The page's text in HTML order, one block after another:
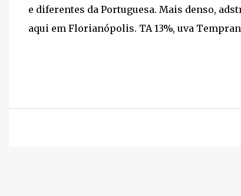
e diferentes da Portuguesa. Mais denso,
aqui em Florianópolis. TA 13%, uva